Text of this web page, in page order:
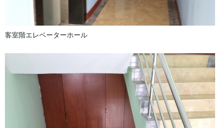
客室階エレベーターホール